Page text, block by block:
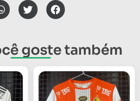
goste também